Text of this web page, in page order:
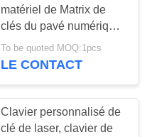
matériel de Matrix de
clés du pavé numérique
21 en métal d'acier
inoxydable de Sus304
To be quoted MOQ:1pcs
LE CONTACT
Clavier personnalisé de
clé de laser, clavier de